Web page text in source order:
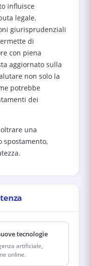
influisce
legale.
giurisprudenziali
di
con piena
aggiornato sulla
non solo la
potrebbe
dei
una
spostamento,
tecnologie
artificiale,
online.